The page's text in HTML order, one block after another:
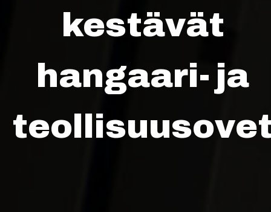
kestävät
hangaari- ja